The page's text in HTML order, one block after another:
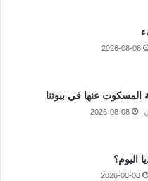
2026-08-08
المسكوت عنها في بيوتنا
2026-08-08
اليوم؟
2026-08-08